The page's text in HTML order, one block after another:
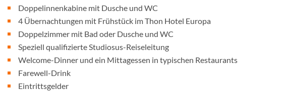
Doppelinnenkabine mit Dusche und WC
4 Übernachtungen mit Frühstück im Thon Hotel Europa
Doppelzimmer mit Bad oder Dusche und WC
Speziell qualifizierte Studiosus-Reiseleitung
Welcome-Dinner und ein Mittagessen in typischen Restaurants
Farewell-Drink
Eintrittsgelder